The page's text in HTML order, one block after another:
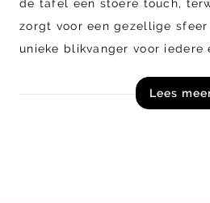
de tafel een stoere touch,
zorgt voor een gezellige
unieke blikvanger voor iedere
Shop de DTP Home Evo
Lees